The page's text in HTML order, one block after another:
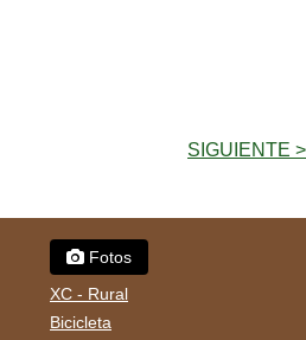
SIGUIENTE >
Fotos
XC - Rural
Bicicleta